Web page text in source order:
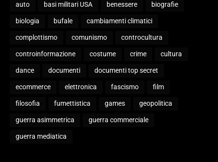
auto basi militari USA benessere biografie
biologia bufale cambiamenti climatici
complottismo comunismo controcultura
controinformazione costume crime cultura
dance documenti documenti top secret
ecommerce elettronica fascismo film
filosofia fumettistica games geopolitica
guerra asimmetrica guerra commerciale
guerra mediatica